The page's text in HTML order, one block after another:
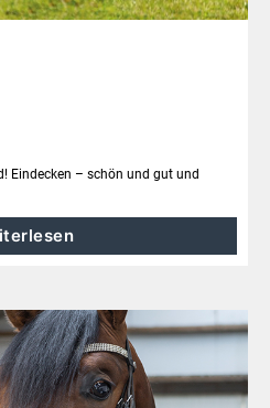
Eindecken – schön und gut und